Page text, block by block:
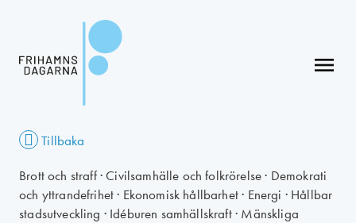
menu
Tillbaka
Brott och straff·Civilsamhälle och folkrörelse· Demokrati
och yttrandefrihet· Ekonomisk hållbarhet· Energi · Hållbar
stadsutveckling · Idéburen samhällskraft· Mänskliga